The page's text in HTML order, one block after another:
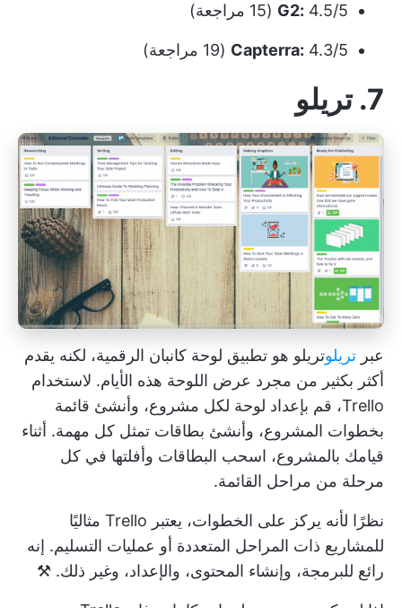
G2: 4.5/5 (15 مراجعة)
Capterra: 4.3/5 (19 مراجعة)
7. تريلو
عبر تريلوتريلو هو تطبيق لوحة كانبان الرقمية، لكنه يقدم
أكثر بكثير من مجرد عرض اللوحة هذه الأيام. لاستخدام
Trello، قم بإعداد لوحة لكل مشروع، وأنشئ قائمة
بخطوات المشروع، وأنشئ بطاقات تمثل كل مهمة. أثناء
قيامك بالمشروع، اسحب البطاقات وأفلتها في كل
مرحلة من مراحل القائمة.
نظرًا لأنه يركز على الخطوات، يعتبر Trello مثاليًا
للمشاريع ذات المراحل المتعددة أو عمليات التسليم. إنه
رائع للبرمجة، وإنشاء المحتوى، والإعداد، وغير ذلك. ⚒️